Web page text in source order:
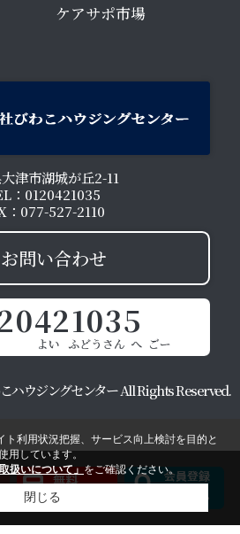
ケアサポ市場
津市湖城が丘2-11
：0120421035
：077-527-2110
お問い合わせ
ハウジングセンター All Rights Reserved.
ト利用状況把握、サービス向上検討を目的と
用しています。
扱いについて」 をご確認ください。
閉じる